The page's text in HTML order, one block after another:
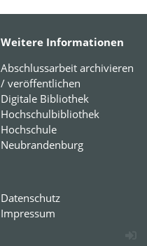
Weitere Informationen
Abschlussarbeit archivieren
/ veröffentlichen
Digitale Bibliothek
Hochschulbibliothek
Hochschule
Neubrandenburg
Datenschutz
Impressum